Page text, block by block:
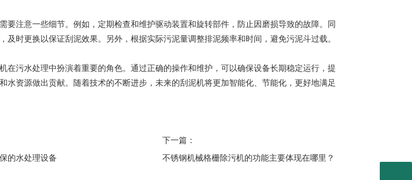
注意一些细节。例如，定期检查和维护驱动装置和旋转部件，防止因磨损导致的故障。同
及时更换以保证刮泥效果。另外，根据实际污泥量调整排泥频率和时间，避免污泥斗过载。
污水处理中扮演着重要的角色。通过正确的操作和维护，可以确保设备长期稳定运行，提
水资源做出贡献。随着技术的不断进步，未来的刮泥机将更加智能化、节能化，更好地满足
下一篇：
不锈钢机械格栅除污机的功能主要体现在哪里？
的水处理设备